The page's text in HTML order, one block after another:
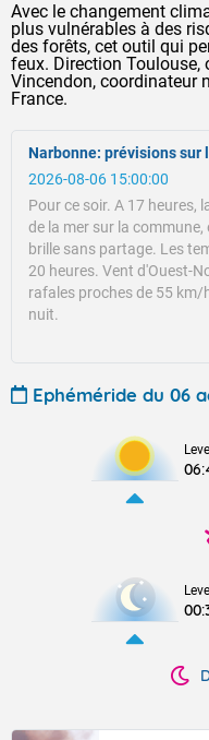
Avec le changement
plus vulnérables à des
des forêts, cet outil qui
feux. Direction Toulouse,
Vincendon, coordinateur
France.
Narbonne: prévisions sur
2026-08-06 15:00:00
Pour ce soir. A 17 heures,
de la mer sur la
brille sans partage. Les
20 heures. Vent d'Ouest-
rafales proches de 55 km/
nuit.
Ephéméride du 06